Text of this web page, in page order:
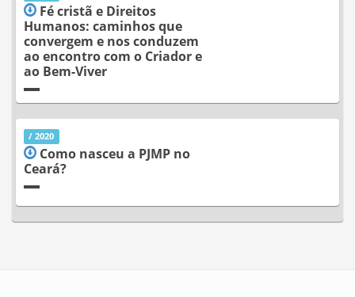
Fé cristã e Direitos
Humanos: caminhos que
convergem e nos conduzem
ao encontro com o Criador e
ao Bem-Viver
/ 2020
Como nasceu a PJMP no
Ceará?